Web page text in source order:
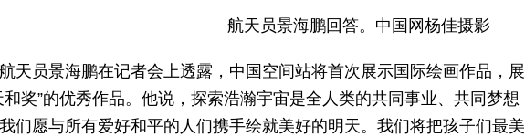
航天员景海鹏回答。 中国网杨佳摄影
航天员景海鹏在记者会上透露，中国空间站将首次展示国际绘画作品，
和奖”的优秀作品。他说，探索浩瀚宇宙是全人类的共同事业、共同梦
们愿与所有爱好和平的人们携手绘就美好的明天。我们将把孩子们最